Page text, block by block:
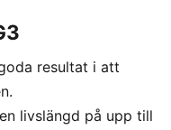
resultat i att
livslängd på upp till